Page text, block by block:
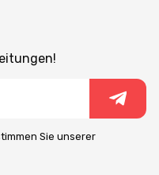
Sie unserer